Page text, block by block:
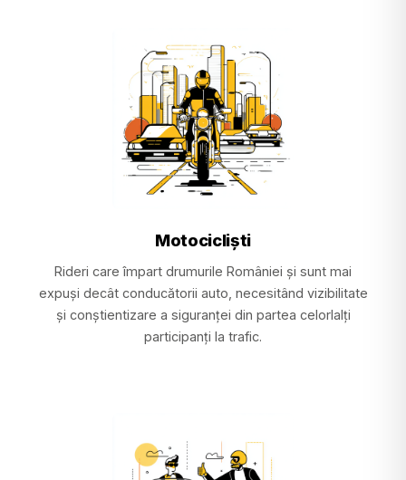
Motocicliști
Rideri care împart drumurile României și sunt mai
expuși decât conducătorii auto, necesitând vizibilitate
și conștientizare a siguranței din partea celorlalți
participanți la trafic.